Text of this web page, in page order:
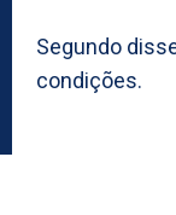
Segundo
condições.